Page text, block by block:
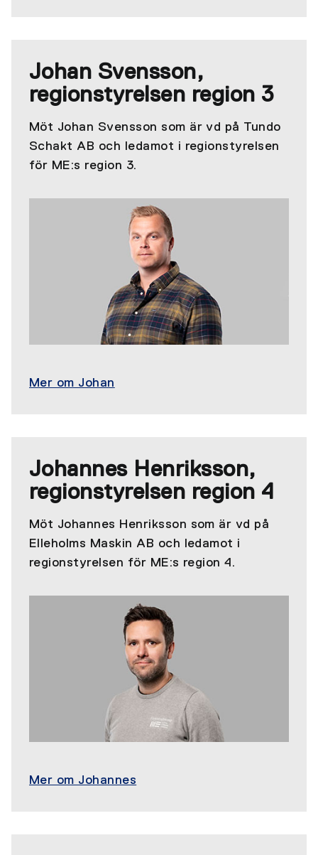
Johan Svensson,
regionstyrelsen region 3
Möt Johan Svensson som är vd på Tundo
Schakt AB och ledamot i regionstyrelsen
för ME:s region 3.
Mer om Johan
Johannes Henriksson,
regionstyrelsen region 4
Möt Johannes Henriksson som är vd på
Elleholms Maskin AB och ledamot i
regionstyrelsen för ME:s region 4.
Mer om Johannes